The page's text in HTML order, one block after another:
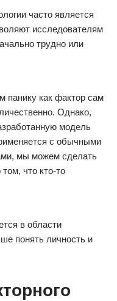
часто является
исследователям
трудно или
панику как фактор сам
Однако,
модель
с обычными
мы можем сделать
что кто-то
в области
понять личность и